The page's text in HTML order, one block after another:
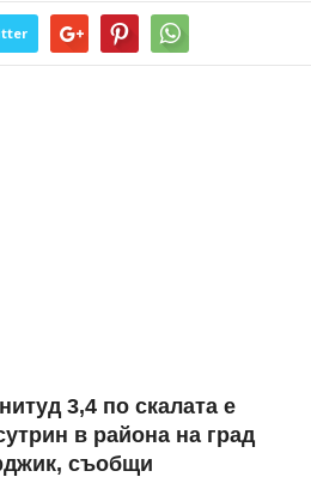
3,4 по скалата е
в района на град
съобщи